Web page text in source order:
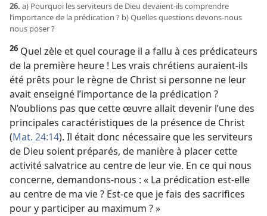
26. a) Pourquoi les serviteurs de Dieu devaient-​ils comprendre
l’importance de la prédication ? b) Quelles questions devons-​nous
nous poser ?
26 Quel zèle et quel courage il a fallu à ces prédicateurs
de la première heure ! Les vrais chrétiens auraient-​ils
été prêts pour le règne de Christ si personne ne leur
avait enseigné l’importance de la prédication ?
N’oublions pas que cette œuvre allait devenir l’une des
principales caractéristiques de la présence de Christ
(Mat. 24:14). Il était donc nécessaire que les serviteurs
de Dieu soient préparés, de manière à placer cette
activité salvatrice au centre de leur vie. En ce qui nous
concerne, demandons-​nous : « La prédication est-​elle
au centre de ma vie ? Est-​ce que je fais des sacrifices
pour y participer au maximum ? »